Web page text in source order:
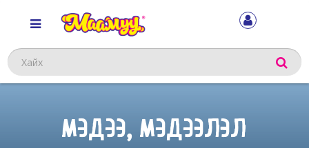
Хайх
МЭДЭЭ, МЭДЭЭЛЭЛ